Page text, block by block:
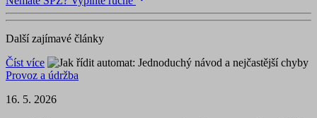
Další zajímavé články
Číst více
Provoz a údržba
16. 5. 2026